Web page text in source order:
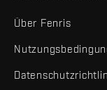
Über Fenris